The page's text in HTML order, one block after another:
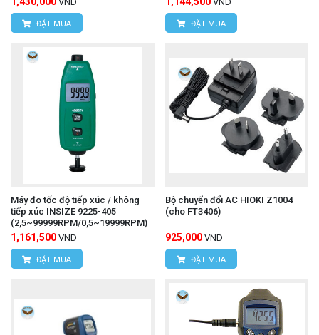
ĐẶT MUA ĐẶT MUA
Máy đo tốc độ tiếp xúc / không
tiếp xúc INSIZE 9225-405
(2,5~99999RPM/0,5~19999RPM)
1,161,500 VND
ĐẶT MUA
Bộ chuyển đổi AC HIOKI Z1004
(cho FT3406)
925,000 VND
ĐẶT MUA